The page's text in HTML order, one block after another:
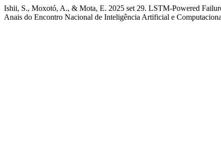
Ishii, S., Moxotó, A., & Mota, E. 2025 set 29. LSTM-Powered
Anais do Encontro Nacional de Inteligência Artificial e